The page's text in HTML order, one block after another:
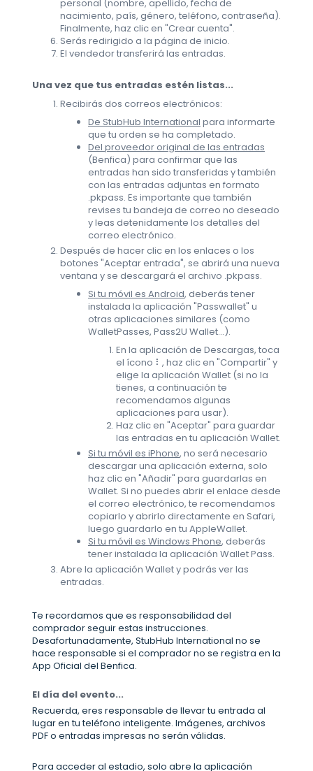
personal (nombre, apellido, fecha de
nacimiento, país, género, teléfono, contraseña).
Finalmente, haz clic en "Crear cuenta".
Serás redirigido a la página de inicio.
El vendedor transferirá las entradas.
Una vez que tus entradas estén listas...
Recibirás dos correos electrónicos:
De StubHub International para informarte
que tu orden se ha completado.
Del proveedor original de las entradas
(Benfica) para confirmar que las
entradas han sido transferidas y también
con las entradas adjuntas en formato
.pkpass. Es importante que también
revises tu bandeja de correo no deseado
y leas detenidamente los detalles del
correo electrónico.
Después de hacer clic en los enlaces o los
botones "Aceptar entrada", se abrirá una nueva
ventana y se descargará el archivo .pkpass.
Si tu móvil es Android, deberás tener
instalada la aplicación "Passwallet" u
otras aplicaciones similares (como
WalletPasses, Pass2U Wallet...).
En la aplicación de Descargas, toca
el ícono ⠇, haz clic en "Compartir" y
elige la aplicación Wallet (si no la
tienes, a continuación te
recomendamos algunas
aplicaciones para usar).
Haz clic en "Aceptar" para guardar
las entradas en tu aplicación Wallet.
Si tu móvil es iPhone, no será necesario
descargar una aplicación externa, solo
haz clic en "Añadir" para guardarlas en
Wallet. Si no puedes abrir el enlace desde
el correo electrónico, te recomendamos
copiarlo y abrirlo directamente en Safari,
luego guardarlo en tu AppleWallet.
Si tu móvil es Windows Phone, deberás
tener instalada la aplicación Wallet Pass.
Abre la aplicación Wallet y podrás ver las
entradas.
Te recordamos que es responsabilidad del
comprador seguir estas instrucciones.
Desafortunadamente, StubHub International no se
hace responsable si el comprador no se registra en la
App Oficial del Benfica.
El día del evento...
Recuerda, eres responsable de llevar tu entrada al
lugar en tu teléfono inteligente. Imágenes, archivos
PDF o entradas impresas no serán válidas.
Para acceder al estadio, solo abre la aplicación